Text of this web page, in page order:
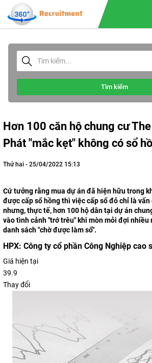
Tìm kiếm
Hơn 100 căn hộ chung cư
Phát "mắc kẹt" không có sổ
Thứ hai - 25/04/2022 15:13
Cứ tưởng rằng mua dự án đã hiện hữu trong
được cấp sổ hồng thì việc cấp sổ đỏ chỉ là
nhưng, thực tế, hơn 100 hộ dân tại dự án
vào tình cảnh "trớ trêu" khi mòn mỏi đợi nhiều
danh sách "chờ được làm sổ".
HPX: Công ty cổ phần Công Nghiệp cao
Giá hiện tại
39.9
Thay đổi